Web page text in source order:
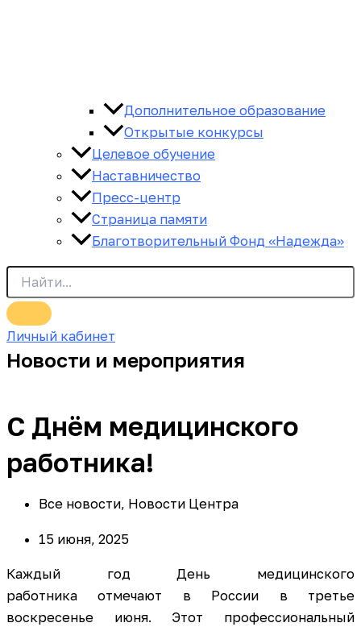
Дополнительное образование
Открытые конкурсы
Целевое обучение
Наставничество
Пресс-центр
Страница памяти
Благотворительный Фонд «Надежда»
Личный кабинет
Новости и мероприятия
С Днём медицинского
работника!
Все новости, Новости Центра
15 июня, 2025
Каждый год День медицинского
работника отмечают в России в третье
воскресенье июня. Этот профессиональный